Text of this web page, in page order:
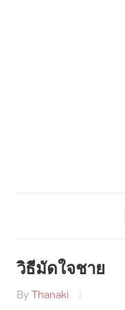
วิธีมัดใจชาย
By Thanaki